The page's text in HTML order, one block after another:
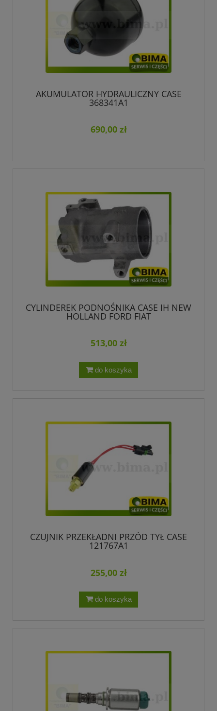
AKUMULATOR HYDRAULICZNY CASE
368341A1
690,00 zł
CYLINDEREK PODNOŚNIKA CASE IH NEW
HOLLAND FORD FIAT
513,00 zł
do koszyka
CZUJNIK PRZEKŁADNI PRZÓD TYŁ CASE
121767A1
255,00 zł
do koszyka